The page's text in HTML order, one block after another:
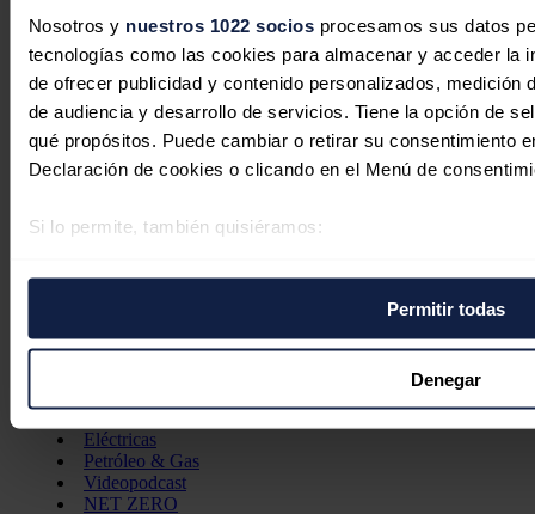
Nosotros y nuestros 1022 sociosprocesamos sus datos
tecnologías como las cookies para almacenar y acceder la
de ofrecer publicidad y contenido personalizados, medición
de audiencia y desarrollo de servicios. Tiene la opción de
qué propósitos. Puede cambiar o retirar su consentimiento
Declaración de cookies o clicando en el Menú de
Si lo permite, también quisiéramos:
Identificar su dispositivo analizándolo activamente
(huellas digitales)
Obtenga más información sobre cómo se procesan sus
preferencias en lasección de datos. Puede cambiar o
momento en la Declaración de cookies.
Las cookies de este sitio web se usan para personalizar el
Permitir todas
Denegar
200 kW, más potencia y suspensión mejorada
La edad media del parque automovilístico español vuelve a
aumentar en 2025 hasta los 14,6 años
La aviación eléctrica se acerca a 2030, pero reclama inversión
y cambios normativos
Iberdrola | bp pulse cierran financiación por hasta 230
millones para acelerar su plan de movilidad eléctrica
Opinión
Eléctricas
Petróleo & Gas
Videopodcast
NET ZERO